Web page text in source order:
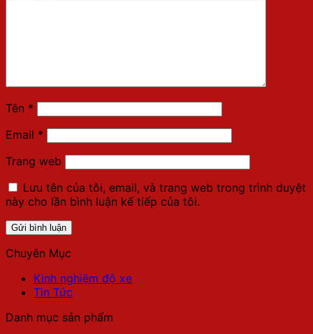
Tên *
Email *
Trang web
Lưu tên của tôi, email, và trang web trong trình duyệt
này cho lần bình luận kế tiếp của tôi.
Chuyên Mục
Kinh nghiệm độ xe
Tin Tức
Danh mục sản phẩm